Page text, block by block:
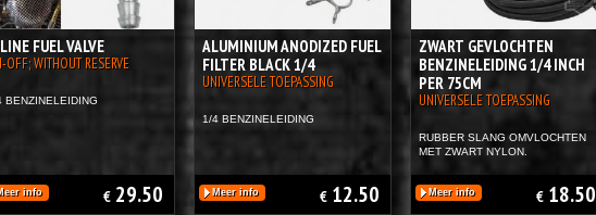
FUEL VALVE
OFF; WITHOUT RESERVE
BENZINELEIDING
info € 29.50
ALUMINIUM ANODIZED FUEL
FILTER BLACK 1/4
UNIVERSELE TOEPASSING
1/4 BENZINELEIDING
Meer info € 12.50
ZWART GEVLOCHTEN
BENZINELEIDING 1/4 INCH
PER 75CM
UNIVERSELE TOEPASSING
RUBBER SLANG OMVLOCHTEN
MET ZWART NYLON.
Meer info € 18.50